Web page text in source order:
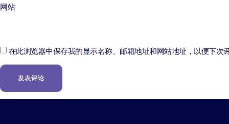
网站
在此浏览器中保存我的显示名称、邮箱地址和网站地址，以便下次